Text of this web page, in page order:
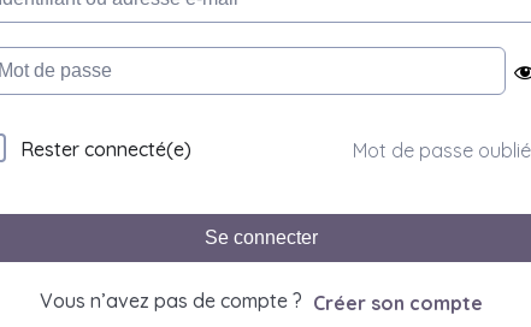
Rester connecté(e) Mot de passe
Se connecter
Vous n’avez pas de compte ? Créer son compte